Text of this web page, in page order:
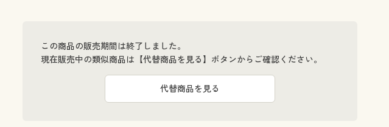
この商品の販売期間は終了しました。
現在販売中の類似商品は【代替商品を見る】ボタンからご確認ください。
代替商品を見る